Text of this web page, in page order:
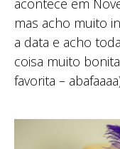
acontece em
mas acho muito
a data e acho
coisa muito
favorita –